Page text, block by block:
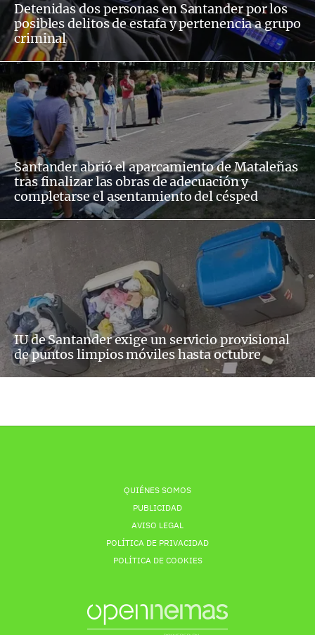
Detenidas dos personas en Santander por los
posibles delitos de estafa y pertenencia a grupo
criminal
Santander abrió el aparcamiento de Mataleñas
tras finalizar las obras de adecuación y
completarse el asentamiento del césped
IU de Santander exige un servicio provisional
de puntos limpios móviles hasta octubre
QUIÉNES SOMOS
PUBLICIDAD
AVISO LEGAL
POLÍTICA DE PRIVACIDAD
POLÍTICA DE COOKIES